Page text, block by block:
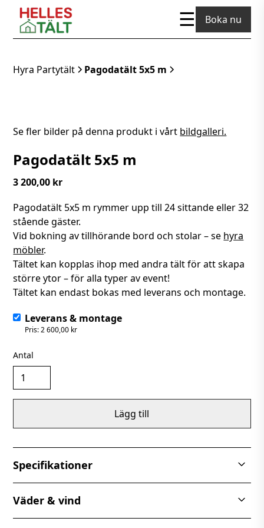
☰ Boka nu
Hyra Partytält Pagodatält 5x5 m
Pagodatält 5x5 m
3 200,00 kr
Pagodatält 5x5 m rymmer upp till 24 sittande eller 32
stående gäster.
Vid bokning av tillhörande bord och stolar – se hyra
möbler.
Tältet kan kopplas ihop med andra tält för att skapa
större ytor – för alla typer av event!
Tältet kan endast bokas med leverans och montage.
Leverans & montage
Pris: 2 600,00 kr
Antal
Lägg till
Specifikationer
perfekt för studentfiranden, samt bröllop och
företagsevent.
Väder & vind
Se fler bilder på denna produkt i vårt bildgalleri.